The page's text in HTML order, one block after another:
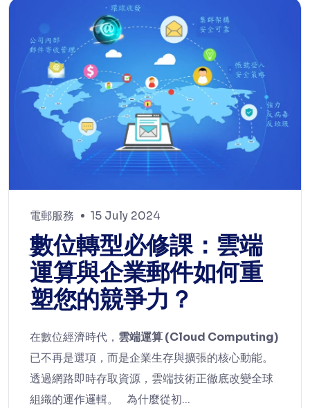
電郵服務 15 July 2024
數位轉型必修課：雲端
運算與企業郵件如何重
塑您的競爭力？
在數位經濟時代， 雲端運算 (Cloud Computing)
已不再是選項，而是企業生存與擴張的核心動能。
透過網路即時存取資源，雲端技術正徹底改變全球
組織的運作邏輯。 為什麼從初...